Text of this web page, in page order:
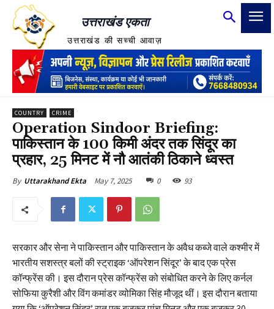
उत्तराखंड एकता
उत्तराखंड की सच्ची आवाज़
COUNTRY CRIME
Operation Sindoor Briefing:
पाकिस्तान के 100 किमी अंदर तक सिंदूर का
प्रहार, 25 मिनट में नौ आतंकी ठिकाने ध्वस्त
By Uttarakhand Ekta May 7, 2025 0 93
सरकार और सेना ने पाकिस्तान और पाकिस्तान के अवैध कब्जे वाले कश्मीर में
भारतीय सशस्त्र बलों की स्ट्राइक ‘ऑपरेशन सिंदूर’ के बाद एक प्रेस
कॉन्फ्रेंस की। इस दौरान प्रेस कॉन्फ्रेंस को संबोधित करने के लिए कर्नल
सोफिया कुरैशी और विंग कमांडर व्योमिका सिंह मौजूद थीं। इस दौरान बताया